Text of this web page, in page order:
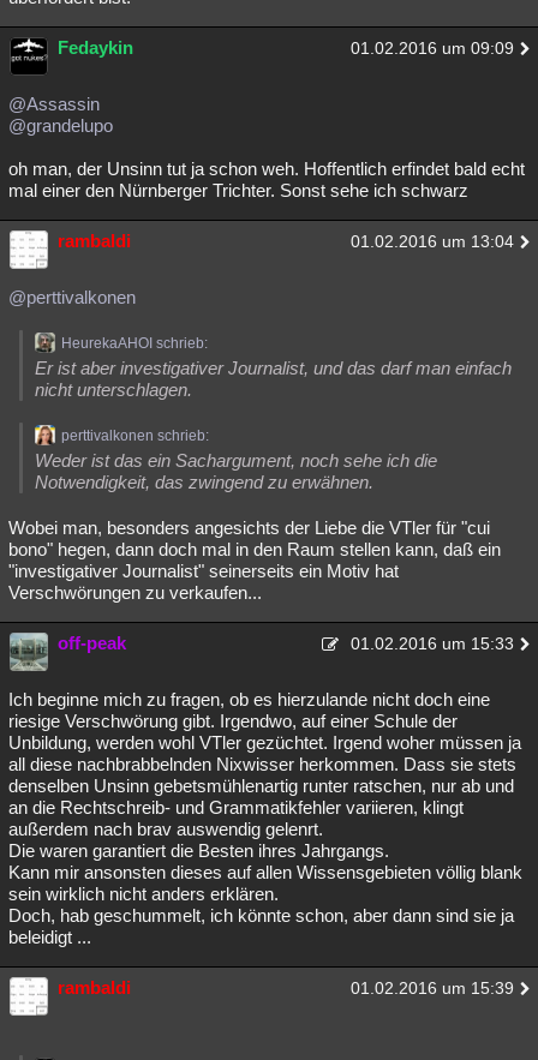
Fedaykin 01.02.2016 um 09:09
@Assassin
@grandelupo
oh man, der Unsinn tut ja schon weh. Hoffentlich erfindet bald echt
mal einer den Nürnberger Trichter. Sonst sehe ich schwarz
rambaldi 01.02.2016 um 13:04
@perttivalkonen
HeurekaAHOI schrieb:
Er ist aber investigativer Journalist, und das darf man einfach
nicht unterschlagen.
perttivalkonen schrieb:
Weder ist das ein Sachargument, noch sehe ich die
Notwendigkeit, das zwingend zu erwähnen.
Wobei man, besonders angesichts der Liebe die VTler für "cui
bono" hegen, dann doch mal in den Raum stellen kann, daß ein
"investigativer Journalist" seinerseits ein Motiv hat
Verschwörungen zu verkaufen...
off-peak 01.02.2016 um 15:33
Ich beginne mich zu fragen, ob es hierzulande nicht doch eine
riesige Verschwörung gibt. Irgendwo, auf einer Schule der
Unbildung, werden wohl VTler gezüchtet. Irgend woher müssen ja
all diese nachbrabbelnden Nixwisser herkommen. Dass sie stets
denselben Unsinn gebetsmühlenartig runter ratschen, nur ab und
an die Rechtschreib- und Grammatikfehler variieren, klingt
außerdem nach brav auswendig gelenrt.
Die waren garantiert die Besten ihres Jahrgangs.
Kann mir ansonsten dieses auf allen Wissensgebieten völlig blank
sein wirklich nicht anders erklären.
Doch, hab geschummelt, ich könnte schon, aber dann sind sie ja
beleidigt ...
rambaldi 01.02.2016 um 15:39